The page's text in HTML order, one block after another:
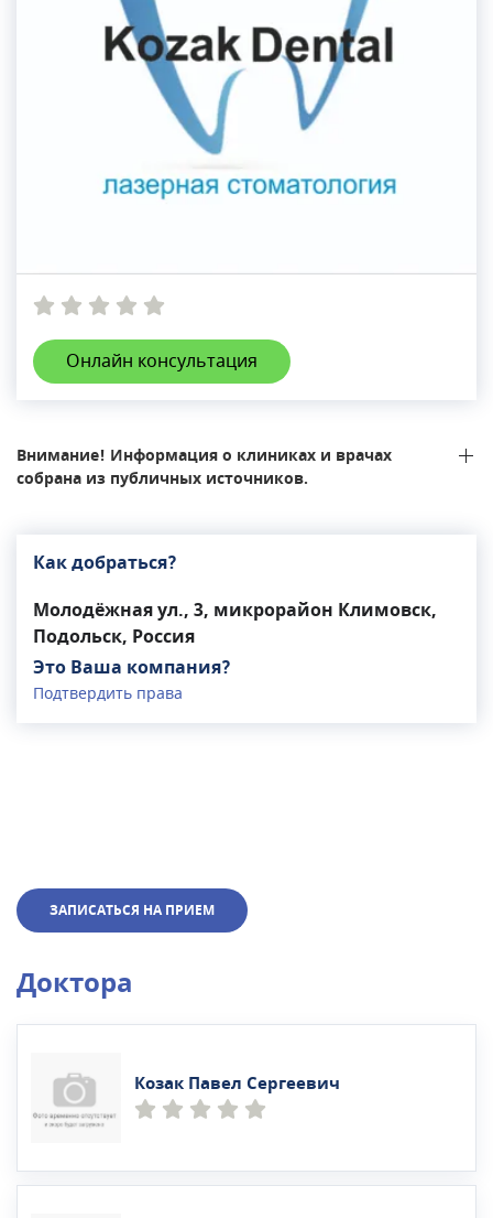
Онлайн консультация
Внимание! Информация о клиниках и врачах
собрана из публичных источников.
Как добраться?
Молодёжная ул., 3, микрорайон Климовск,
Подольск, Россия
Это Ваша компания?
Подтвердить права
ЗАПИСАТЬСЯ НА ПРИЕМ
Доктора
Козак Павел Сергеевич